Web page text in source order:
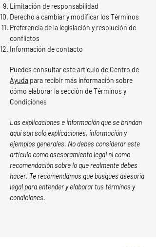
Limitación de responsabilidad
Derecho a cambiar y modificar los Términos
Preferencia de la legislación y resolución de
conflictos
Información de contacto
Puedes consultar esteartículo de Centro de
Ayuda para recibir más información sobre
cómo elaborar la sección de Términos y
Condiciones
Las explicaciones e información que se brindan
aquí son solo explicaciones, información y
ejemplos generales. No debes considerar este
artículo como asesoramiento legal ni como
recomendación sobre lo que realmente debes
hacer. Te recomendamos que busques asesoría
legal para entender y elaborar tus términos y
condiciones.